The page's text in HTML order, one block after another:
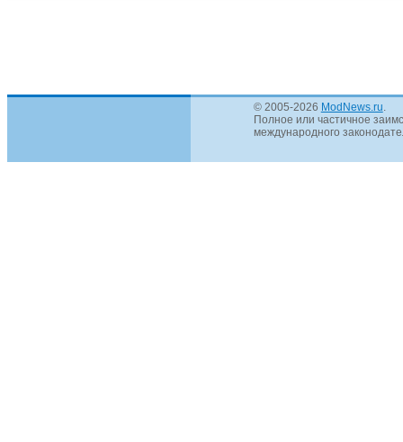
© 2005-2026 ModNews.ru
Полное или частичное
международного